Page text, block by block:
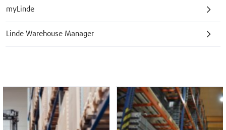
myLinde
Linde Warehouse Manager